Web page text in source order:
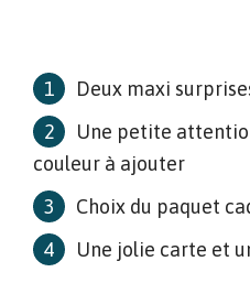
Deux maxi
Une petite
couleur à ajouter
Choix du paquet
Une jolie carte et